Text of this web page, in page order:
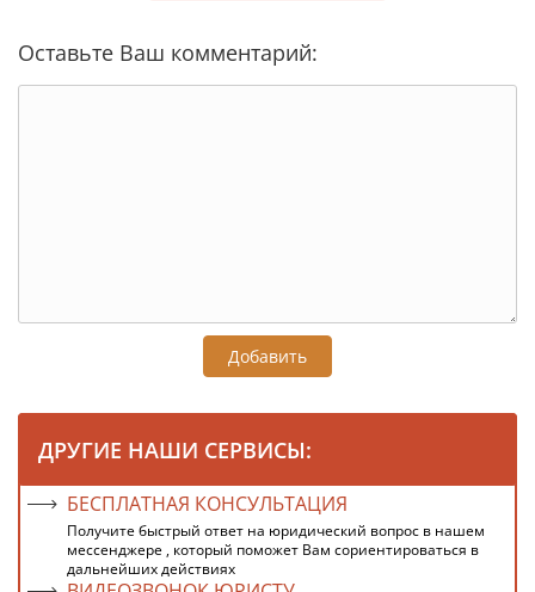
Оставьте Ваш комментарий:
Добавить
ДРУГИЕ НАШИ СЕРВИСЫ:
БЕСПЛАТНАЯ КОНСУЛЬТАЦИЯ
Получите быстрый ответ на юридический вопрос в нашем
мессенджере , который поможет Вам сориентироваться в
дальнейших действиях